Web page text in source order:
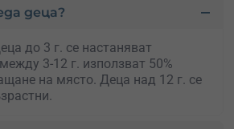
деца?
до 3 г. се настаняват
3-12 г. използват 50%
на място. Деца над 12 г. се